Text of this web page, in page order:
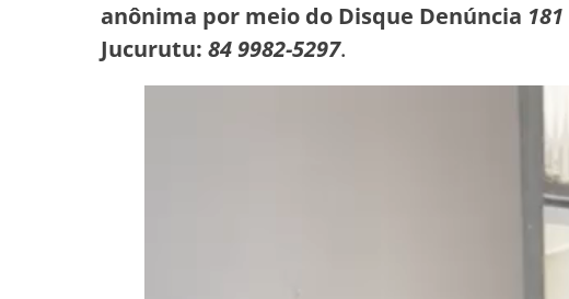
anônima por meio do Disque Denúncia 181
Jucurutu: 84 9982-5297.